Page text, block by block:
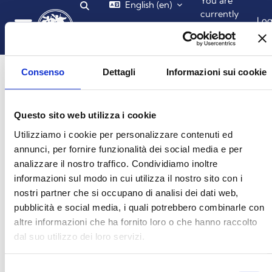
Consenso Dettagli Informazioni sui cookie
Questo sito web utilizza i cookie
Utilizziamo i cookie per personalizzare contenuti ed
annunci, per fornire funzionalità dei social media e per
analizzare il nostro traffico. Condividiamo inoltre
informazioni sul modo in cui utilizza il nostro sito con i
nostri partner che si occupano di analisi dei dati web,
pubblicità e social media, i quali potrebbero combinarle con
altre informazioni che ha fornito loro o che hanno raccolto
dal suo utilizzo dei loro servizi.
Skip to main content Toggle search input
English ‎(en)‎
currently
guest
access
in
Login required
Guests cannot access user profiles. Log in with a full
Cancel Continue